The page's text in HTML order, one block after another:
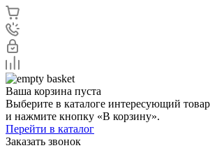
Ваша корзина пуста
Выберите в каталоге интересующий товар
и нажмите кнопку «В корзину».
Перейти в каталог
Заказать звонок